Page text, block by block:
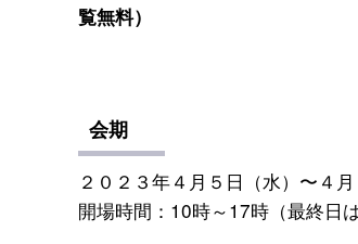
覧無料）
会期
２０２３年４月５日（水）〜４月
開場時間：10時～17時（最終日